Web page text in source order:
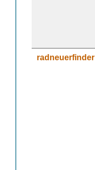
radneuerfinder